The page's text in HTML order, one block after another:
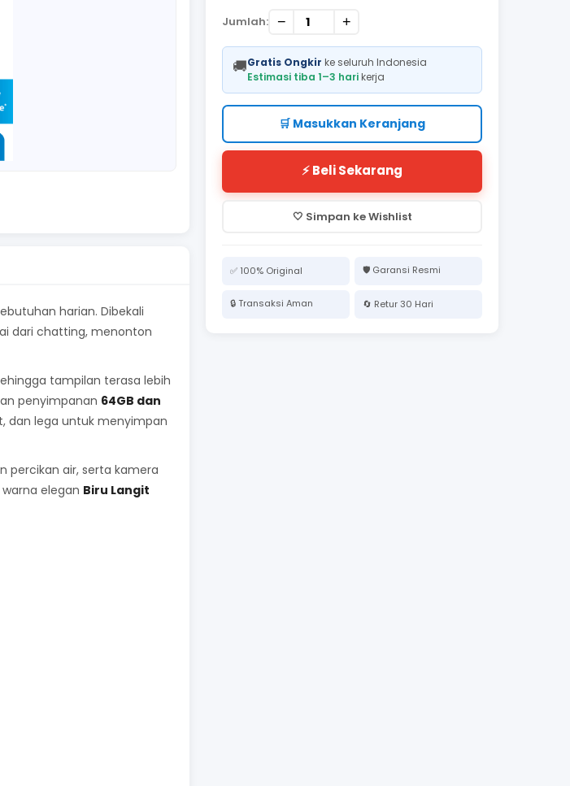
harian. Dibekali
dari chatting, menonton
tampilan terasa lebih
penyimpanan 64GB dan
dan lega untuk menyimpan
percikan air, serta kamera
elegan Biru Langit
Jumlah: − +
🚚Gratis Ongkir ke seluruh Indonesia
Estimasi tiba 1–3 harikerja
🛒 Masukkan Keranjang
⚡ Beli Sekarang
🤍 Simpan ke Wishlist
✅ 100% Original 🛡️ Garansi Resmi
🔒 Transaksi Aman 🔄 Retur 30 Hari